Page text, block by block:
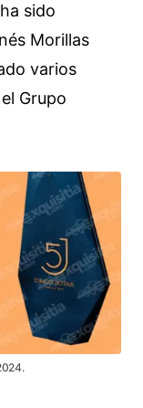
sido
Morillas
varios
Grupo